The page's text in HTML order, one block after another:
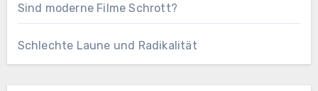
Sind moderne Filme Schrott?
Schlechte Laune und Radikalität